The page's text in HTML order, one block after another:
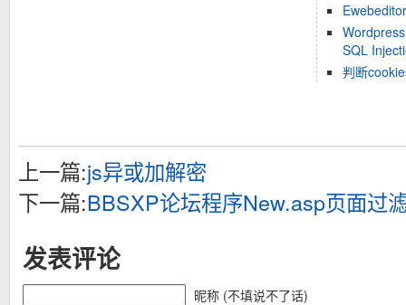
SQL
判断
上一篇:js异或加解密
下一篇:BBSXP论坛程序New.asp页面过
发表评论
昵称 (不填说不了话)